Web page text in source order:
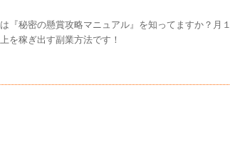
『秘密の懸賞攻略マニュアル』を知ってますか？月１
を稼ぎ出す副業方法です！